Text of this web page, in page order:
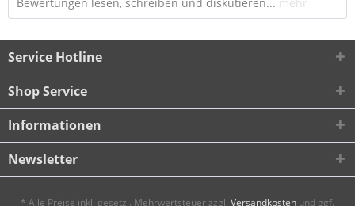
Service Hotline
Shop Service
Informationen
Newsletter
* Alle Preise inkl. gesetzl. Mehrwertsteuer zzgl. Versandkosten und ggf.